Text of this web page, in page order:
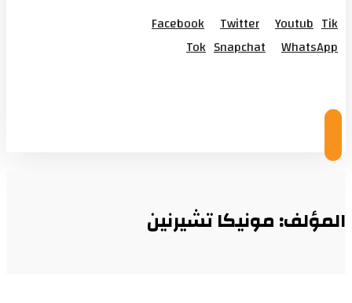
Facebook
Twitter Youtub Tik
Tok Snapchat
WhatsApp
المؤلف: مونيكا تشيرنين